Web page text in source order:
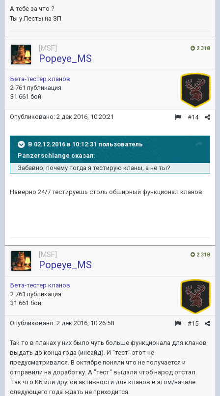
А тебе за что ?
Ты у Лесты на ЗП
2 318
[MSF]
Popeye_MS
Бета-тестер кланов
2 761 публикация
31 661 бой
#14
Опубликовано: 2 дек 2016, 10:20:21
В 02.12.2016 в 10:12:31 пользователь
Panzerschlange сказал:
Забавно, почему тогда я тестирую кланы, а не ты?
Наверно 24/7 тестируешь столь обширный функционал кланов.
2 318
[MSF]
Popeye_MS
Бета-тестер кланов
2 761 публикация
31 661 бой
#15
Опубликовано: 2 дек 2016, 10:26:58
Так то в планах у них было чуть больше функционала для кланов
выдать до конца года (инсайд). И "тест" этот не
предусматривался. В октябре поняли что не получается и
отправили на доработку. А "тест" выдали чтоб народ отстал.
Так что КБ или другой активности для кланов в этом/начале
следующего года ждать не приходится.